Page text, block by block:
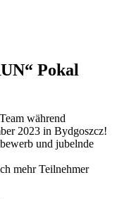
Pokal
während
2023 in Bydgoszcz!
und jubelnde
mehr Teilnehmer